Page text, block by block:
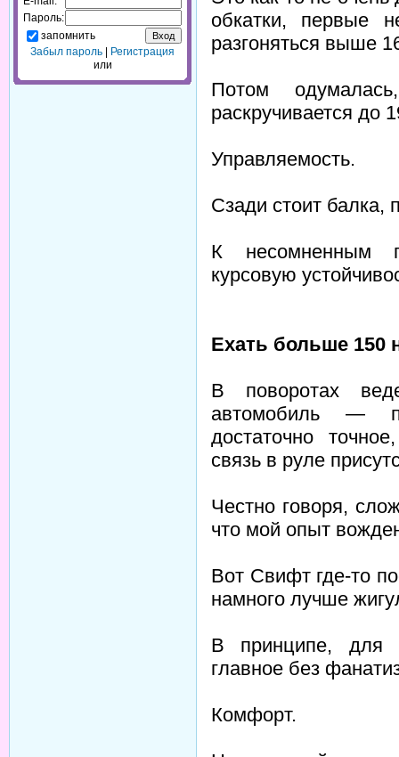
Пароль:
запомнить
Забыл пароль
Регистрация
или
обкатки, первые
разгоняться выше
Потом
раскручивается до
Управляемость.
Сзади стоит балка,
К несомненным
курсовую
Ехать больше 150
В поворотах
автомобиль —
достаточно
связь в руле
Честно говоря,
что мой опыт
Вот Свифт где-то
намного лучше
В принципе, для
главное без
Комфорт.